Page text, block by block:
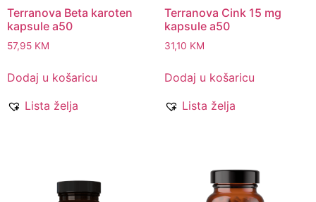
Terranova Beta karoten
kapsule a50
57,95 KM
Dodaj u košaricu
Lista želja
Terranova Cink 15 mg
kapsule a50
31,10 KM
Dodaj u košaricu
Lista želja